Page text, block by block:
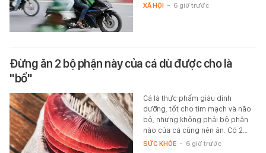
XÃ HỘI - 6 giờ trước
Đừng ăn 2 bộ phận này của cá dù được cho là
"bổ"
Cá là thực phẩm giàu dinh
dưỡng, tốt cho tim mạch và não
bộ, nhưng không phải bộ phận
nào của cá cũng nên ăn. Có 2…
SỨC KHỎE - 6 giờ trước